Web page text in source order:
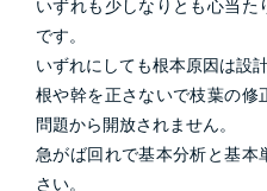
いずれも少しなりとも心当た
です。
いずれにしても根本原因は設
根や幹を正さないで枝葉の修
問題から開放されません。
急がば回れで基本分析と基
さい。